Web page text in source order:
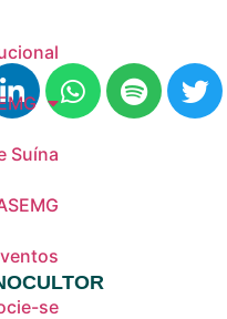
Suína
se